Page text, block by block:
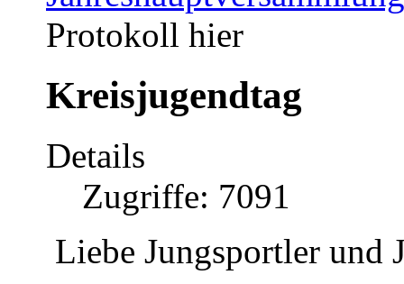
Protokoll hier
Kreisjugendtag
Details
Zugriffe: 7091
Liebe Jungsportler und